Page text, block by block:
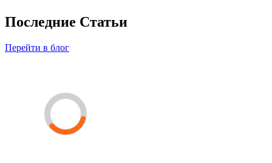
Последние Статьи
Перейти в блог